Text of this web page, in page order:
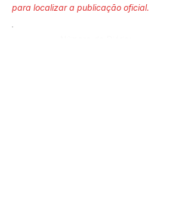
para localizar a publicação oficial.